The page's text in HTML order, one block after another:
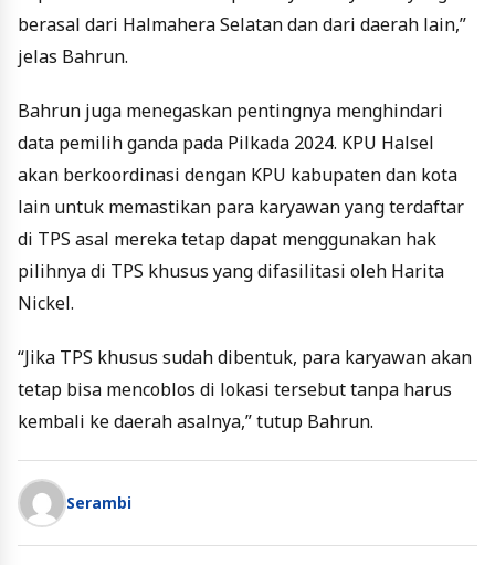
berasal dari Halmahera Selatan dan dari daerah lain,”
jelas Bahrun.
Bahrun juga menegaskan pentingnya menghindari
data pemilih ganda pada Pilkada 2024. KPU Halsel
akan berkoordinasi dengan KPU kabupaten dan kota
lain untuk memastikan para karyawan yang terdaftar
di TPS asal mereka tetap dapat menggunakan hak
pilihnya di TPS khusus yang difasilitasi oleh Harita
Nickel.
“Jika TPS khusus sudah dibentuk, para karyawan akan
tetap bisa mencoblos di lokasi tersebut tanpa harus
kembali ke daerah asalnya,” tutup Bahrun.
Serambi